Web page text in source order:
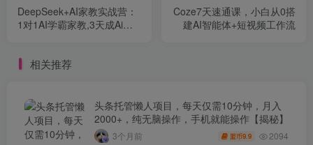
DeepSeek+AI家教实战营：
1对1AI学霸家教,3天成Ai家
Coze7天速通课，小白从0搭
建AI智能体+短视频工作流
相关推荐
头条托管懒人项目，每天仅需10分钟，月入
2000+，纯无脑操作，手机就能操作【揭秘】
3个月前 盟币9.9 2094